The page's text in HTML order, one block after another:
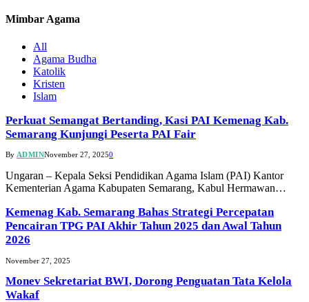
MimbarAgama
All
Agama Budha
Katolik
Kristen
Islam
Perkuat Semangat Bertanding, Kasi PAI Kemenag Kab.
Semarang Kunjungi Peserta PAI Fair
By ADMINNovember 27, 20250
Ungaran – Kepala Seksi Pendidikan Agama Islam (PAI) Kantor
Kementerian Agama Kabupaten Semarang, Kabul Hermawan…
Kemenag Kab. Semarang Bahas Strategi Percepatan
Pencairan TPG PAI Akhir Tahun 2025 dan Awal Tahun
2026
November 27, 2025
Monev Sekretariat BWI, Dorong Penguatan Tata Kelola
Wakaf